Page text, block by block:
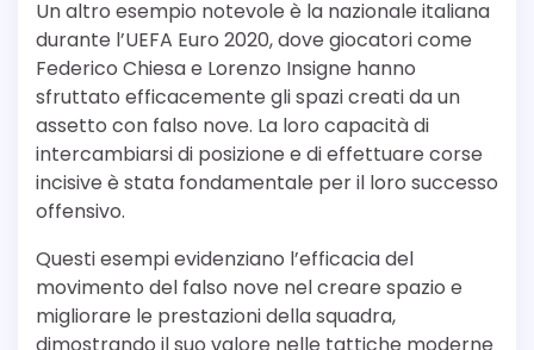
Un altro esempio notevole è la nazionale italiana
durante l’UEFA Euro 2020, dove giocatori come
Federico Chiesa e Lorenzo Insigne hanno
sfruttato efficacemente gli spazi creati da un
assetto con falso nove. La loro capacità di
intercambiarsi di posizione e di effettuare corse
incisive è stata fondamentale per il loro successo
offensivo.
Questi esempi evidenziano l’efficacia del
movimento del falso nove nel creare spazio e
migliorare le prestazioni della squadra,
dimostrando il suo valore nelle tattiche moderne